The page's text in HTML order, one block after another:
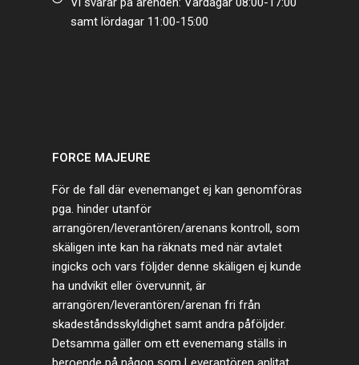
samt lördagar 11:00-15:00
FORCE MAJEURE
För de fall där evenemanget ej kan genomföras
pga. hinder utanför
arrangören/leverantören/arenans kontroll, som
skäligen inte kan ha räknats med när avtalet
ingicks och vars följder denne skäligen ej kunde
ha undvikit eller övervunnit, är
arrangören/leverantören/arenan fri från
skadeståndsskyldighet samt andra påföljder.
Detsamma gäller om ett evenemang ställs in